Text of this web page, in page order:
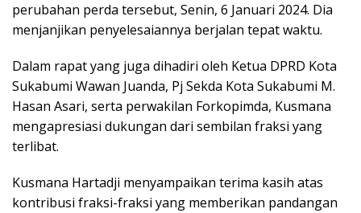
perubahan perda tersebut, Senin, 6 Januari 2024. Dia
menjanjikan penyelesaiannya berjalan tepat waktu.
Dalam rapat yang juga dihadiri oleh Ketua DPRD Kota
Sukabumi Wawan Juanda, Pj Sekda Kota Sukabumi M.
Hasan Asari, serta perwakilan Forkopimda, Kusmana
mengapresiasi dukungan dari sembilan fraksi yang
terlibat.
Kusmana Hartadji menyampaikan terima kasih atas
kontribusi fraksi-fraksi yang memberikan pandangan